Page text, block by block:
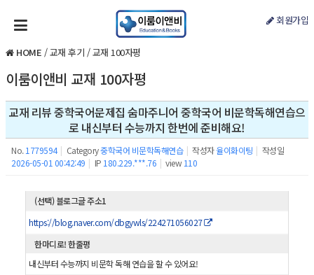
회원가입
HOME /교재 후기 /교재 100자평
이룸이앤비 교재 100자평
교재 리뷰 중학국어문제집 숨마주니어 중학국어 비문학독해연습으
로 내신부터 수능까지 한번에 준비해요!
No. 1779594 | Category중학국어 비문학독해연습 | 작성자율이화이팅 | 작성일
2026-05-01 00:42:49 | IP 180.229.***.76 | view 110
(선택) 블로그글 주소1
https://blog.naver.com/dbgywls/224271056027
한마디로! 한줄평
내신부터 수능까지 비문학 독해 연습을 할 수 있어요!